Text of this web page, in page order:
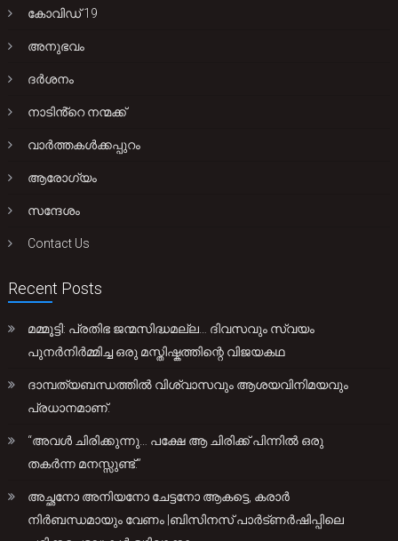
കോവിഡ് 19
അനുഭവം
ദർശനം
നാടിൻ്റെ നന്മക്ക്
വാർത്തകൾക്കപ്പുറം
ആരോഗ്യം
സന്ദേശം
Contact Us
Recent Posts
മമ്മൂട്ടി: പ്രതിഭ ജന്മസിദ്ധമല്ല… ദിവസവും സ്വയം
പുനർനിർമ്മിച്ച ഒരു മസ്തിഷ്കത്തിന്റെ വിജയകഥ
ദാമ്പത്യബന്ധത്തിൽ വിശ്വാസവും ആശയവിനിമയവും
പ്രധാനമാണ്.
“അവൾ ചിരിക്കുന്നു… പക്ഷേ ആ ചിരിക്ക് പിന്നിൽ ഒരു
തകർന്ന മനസ്സുണ്ട്.”
അച്ഛനോ അനിയനോ ചേട്ടനോ ആകട്ടെ, കരാർ
നിർബന്ധമായും വേണം |ബിസിനസ് പാർട്ണർഷിപ്പിലെ